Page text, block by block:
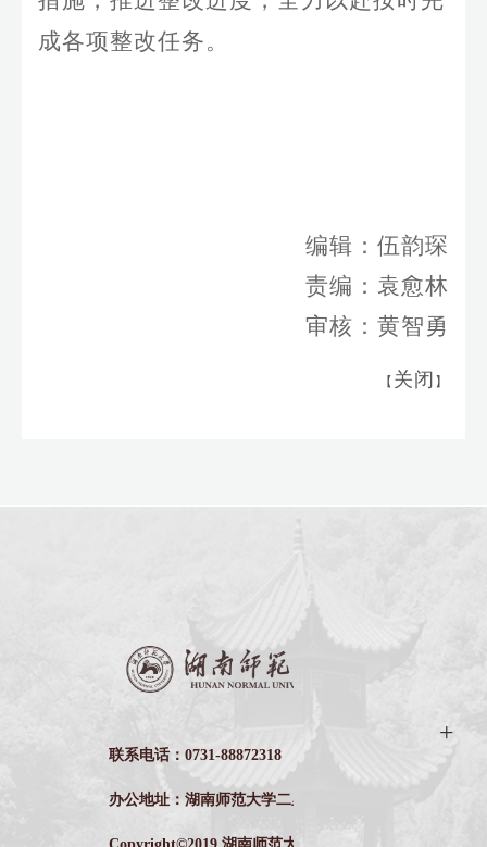
成各项整改任务。
编辑： 伍韵琛
责编：袁愈林
审核：黄智勇
【 关闭 】
联系电话：0731-88872318
办公地址：湖南师范大学二里半校区木兰路